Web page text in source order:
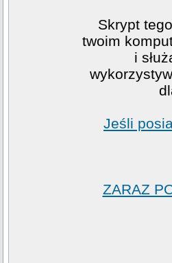
Skrypt
twoim
i
Jeśli
ZARAZ